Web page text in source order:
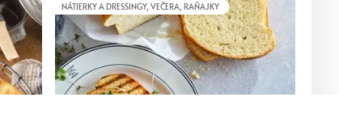
NÁTIERKY A DRESSINGY, VEČERA, RAŇAJKY